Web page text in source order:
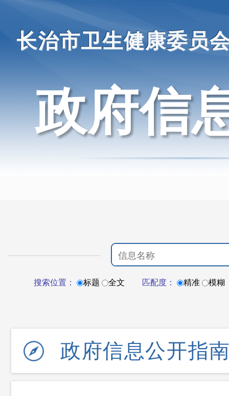
长治市卫生健康委员
政府信
搜索位置： 标题 全文 匹配度： 精准 模糊
政府信息公开指